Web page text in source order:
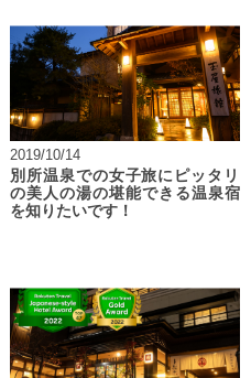
2019/10/14
別所温泉での女子旅にピッタリ
の美人の湯の堪能できる温泉宿
を知りたいです！